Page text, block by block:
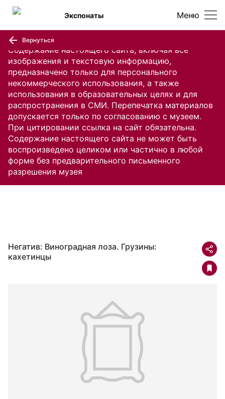
Содержание настоящего сайта, включая все
изображения и текстовую информацию,
предназначено только для персонального
некоммерческого использования, а также
использования в образовательных целях и для
распространения в СМИ. Перепечатка материалов
допускается только по согласованию с музеем.
При цитировании ссылка на сайт обязательна.
Содержание настоящего сайта не может быть
воспроизведено целиком или частично в любой
форме без предварительного письменного
разрешения музея
Меню
Экспонаты
Вернуться
Негатив: Виноградная лоза. Грузины:
кахетинцы